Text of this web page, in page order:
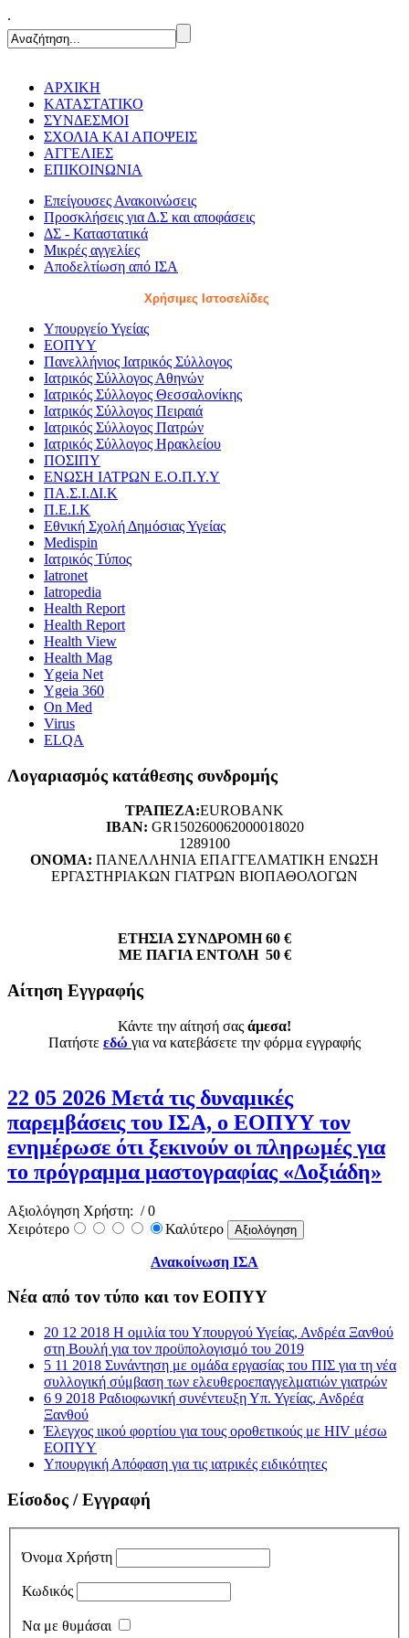
.
ΑΡΧΙΚΗ
ΚΑΤΑΣΤΑΤΙΚΟ
ΣΥΝΔΕΣΜΟΙ
ΣΧΟΛΙΑ ΚΑΙ ΑΠΟΨΕΙΣ
ΑΓΓΕΛΙΕΣ
ΕΠΙΚΟΙΝΩΝΙΑ
Επείγουσες Ανακοινώσεις
Προσκλήσεις για Δ.Σ και αποφάσεις
ΔΣ - Καταστατικά
Μικρές αγγελίες
Αποδελτίωση από ΙΣΑ
Χρήσιμες Ιστοσελίδες
Υπουργείο Υγείας
ΕΟΠΥΥ
Πανελλήνιος Ιατρικός Σύλλογος
Ιατρικός Σύλλογος Αθηνών
Ιατρικός Σύλλογος Θεσσαλονίκης
Ιατρικός Σύλλογος Πειραιά
Ιατρικός Σύλλογος Πατρών
Ιατρικός Σύλλογος Ηρακλείου
ΠΟΣΙΠΥ
ΕΝΩΣΗ ΙΑΤΡΩΝ Ε.Ο.Π.Υ.Υ
ΠΑ.Σ.Ι.ΔΙ.Κ
Π.Ε.Ι.Κ
Εθνική Σχολή Δημόσιας Υγείας
Medispin
Ιατρικός Τύπος
Iatronet
Iatropedia
Health Report
Health Report
Health View
Health Mag
Ygeia Net
Ygeia 360
On Med
Virus
ELQA
Λογαριασμός κατάθεσης συνδρομής
ΤΡΑΠΕΖΑ:EUROBANK
ΙΒΑΝ: GR150260062000018020
1289100
ΟΝΟΜΑ: ΠΑΝΕΛΛΗΝΙΑ ΕΠΑΓΓΕΛΜΑΤΙΚΗ ΕΝΩΣΗ
ΕΡΓΑΣΤΗΡΙΑΚΩΝ ΓΙΑΤΡΩΝ ΒΙΟΠΑΘΟΛΟΓΩΝ
ΕΤΗΣΙΑ ΣΥΝΔΡΟΜΗ 60 €
ΜΕ ΠΑΓΙΑ ΕΝΤΟΛΗ 50 €
Αίτηση Εγγραφής
Κάντε την αίτησή σας άμεσα!
Πατήστε εδώ για να κατεβάσετε την φόρμα εγγραφής
22 05 2026 Μετά τις δυναμικές
παρεμβάσεις του ΙΣΑ, ο ΕΟΠΥΥ τον
ενημέρωσε ότι ξεκινούν οι πληρωμές για
το πρόγραμμα μαστογραφίας «Δοξιάδη»
Αξιολόγηση Χρήστη: / 0
Χειρότερο
Καλύτερο
Ανακοίνωση ΙΣΑ
Νέα από τον τύπο και τον ΕΟΠΥΥ
20 12 2018 Η ομιλία του Υπουργού Υγείας, Ανδρέα Ξανθού
στη Βουλή για τον προϋπολογισμό του 2019
5 11 2018 Συνάντηση με ομάδα εργασίας του ΠΙΣ για τη νέα
συλλογική σύμβαση των ελευθεροεπαγγελματιών γιατρών
6 9 2018 Ραδιοφωνική συνέντευξη Υπ. Υγείας, Ανδρέα
Ξανθού
Έλεγχος ιικού φορτίου για τους οροθετικούς με HIV μέσω
ΕΟΠΥΥ
Υπουργική Απόφαση για τις ιατρικές ειδικότητες
Είσοδος / Εγγραφή
Όνομα Χρήστη
Κωδικός
Να με θυμάσαι